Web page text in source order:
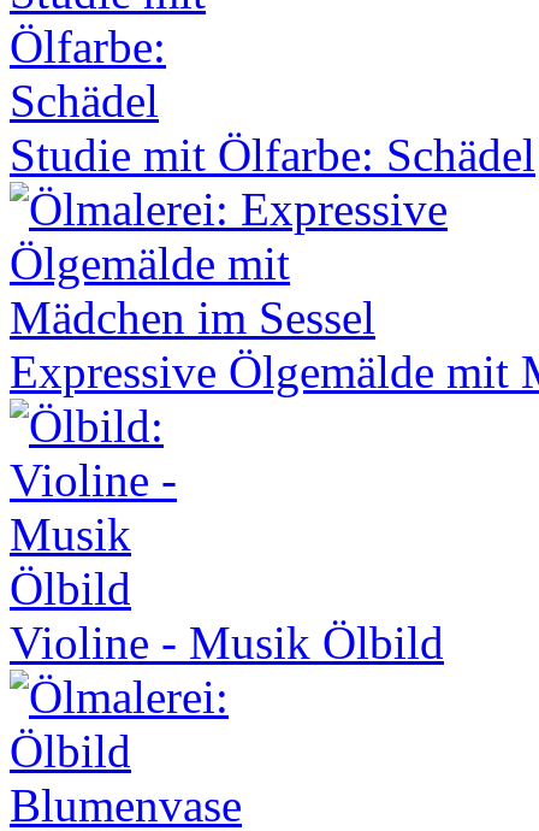
Studie mit Ölfarbe: Schädel
Expressive Ölgemälde mit
Violine - Musik Ölbild